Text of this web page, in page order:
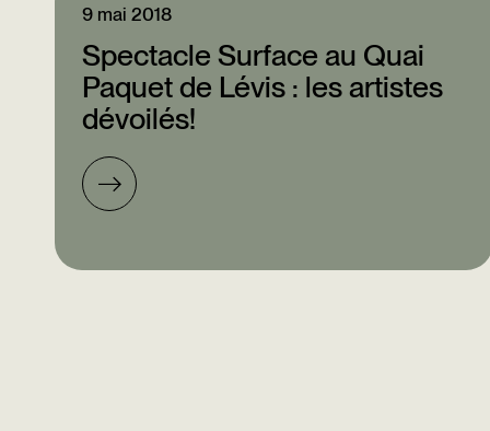
Spectacle Surface au Quai
Paquet de Lévis : les artistes
dévoilés!
9 mai 2018